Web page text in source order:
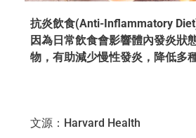
抗炎飲食(Anti-Inflammatory
因為日常飲食會影響體內發炎狀
物，有助減少慢性發炎，降低多
文源：Harvard Health